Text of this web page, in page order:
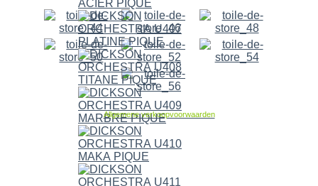
Allgemene verkoopvoorwaarden